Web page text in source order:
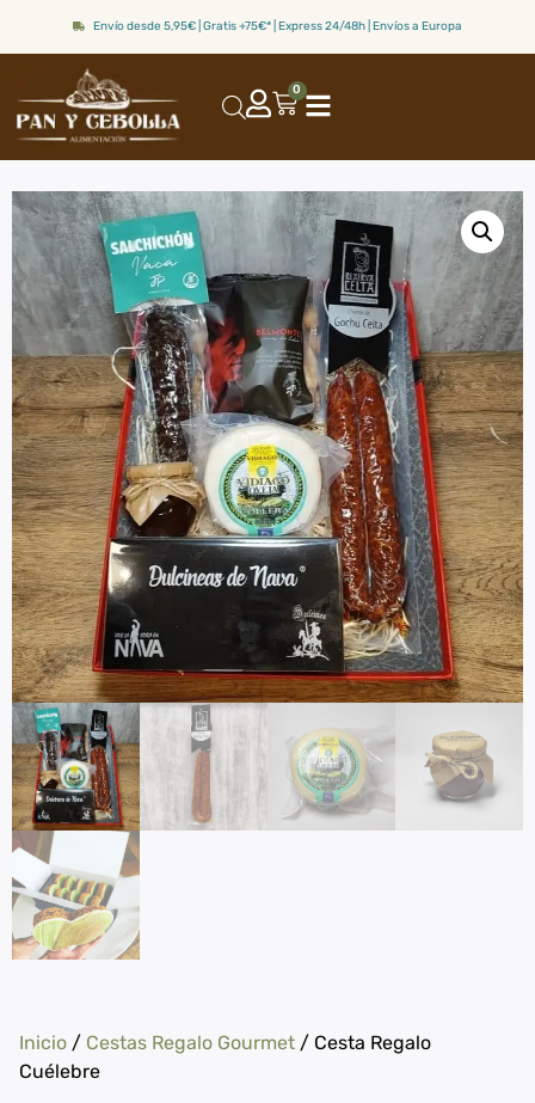
Envío desde 5,95€ | Gratis +75€* | Express 24/48h | Envíos a Europa
0
Inicio / Cestas Regalo Gourmet / Cesta Regalo
Cuélebre